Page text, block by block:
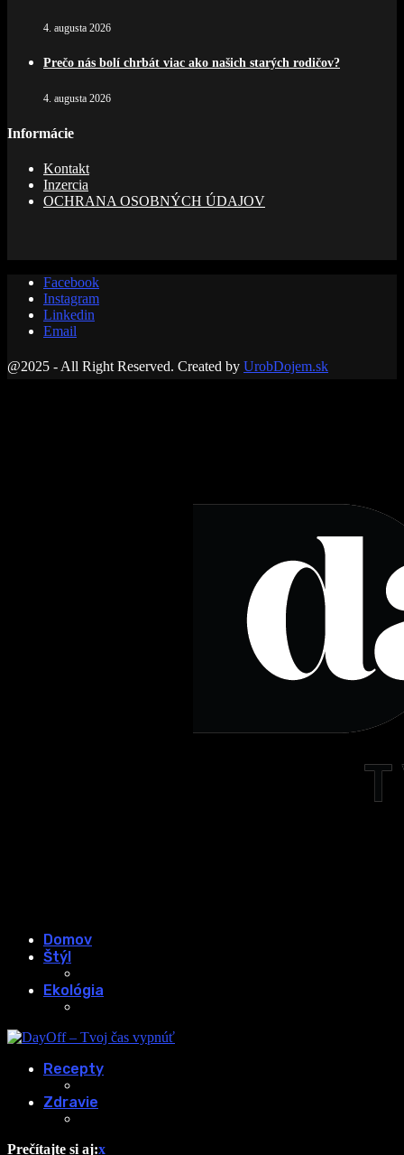
4. augusta 2026
Prečo nás bolí chrbát viac ako našich starých rodičov?
4. augusta 2026
Informácie
Kontakt
Inzercia
OCHRANA OSOBNÝCH ÚDAJOV
Facebook
Instagram
Linkedin
Email
@2025 - All Right Reserved. Created by UrobDojem.sk
Domov
Štýl
Ekológia
Recepty
Zdravie
Prečítajte si aj:x